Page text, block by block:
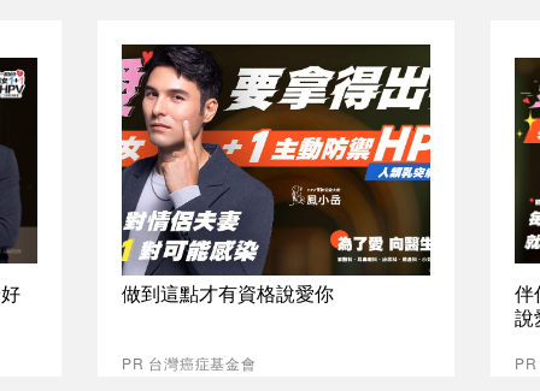
做到這點才有資格說愛你
PR 台灣癌症基金會
伴
說